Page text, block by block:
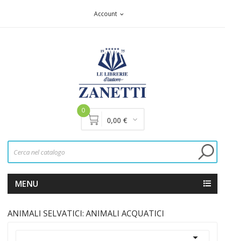
Account expand_more
0
0,00 €
MENU
ANIMALI SELVATICI: ANIMALI ACQUATICI
